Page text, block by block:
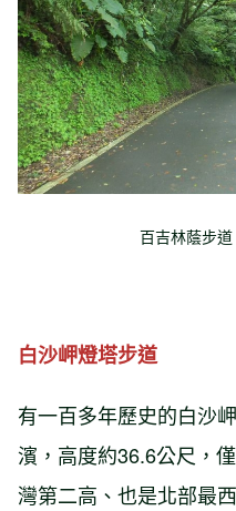
百吉林蔭步道
白沙岬燈塔步道
有一百多年歷史的白沙
濱，高度約36.6公尺，
灣第二高、也是北部最